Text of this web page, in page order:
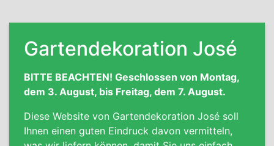
Gartendekoration José
BITTE BEACHTEN! Geschlossen von Montag,
dem 3. August, bis Freitag, dem 7. August.
Diese Website von Gartendekoration José soll
Ihnen einen guten Eindruck davon vermitteln,